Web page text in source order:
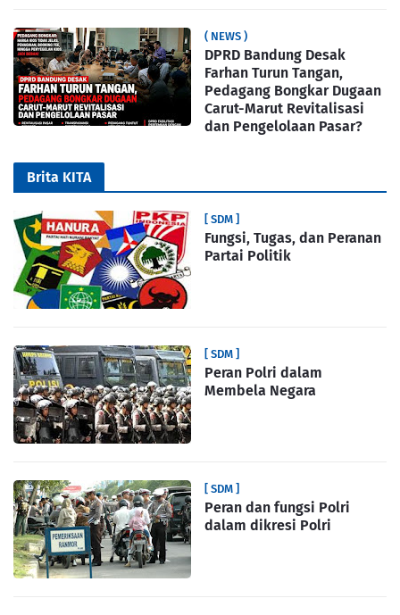
( NEWS )
DPRD Bandung Desak
Farhan Turun Tangan,
Pedagang Bongkar Dugaan
Carut-Marut Revitalisasi
dan Pengelolaan Pasar?
Brita KITA
[ SDM ]
Fungsi, Tugas, dan Peranan
Partai Politik
[ SDM ]
Peran Polri dalam
Membela Negara
[ SDM ]
Peran dan fungsi Polri
dalam dikresi Polri